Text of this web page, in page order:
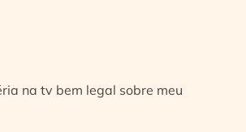
na tv bem legal sobre meu